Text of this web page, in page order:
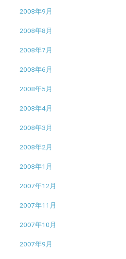
2008年9月
2008年8月
2008年7月
2008年6月
2008年5月
2008年4月
2008年3月
2008年2月
2008年1月
2007年12月
2007年11月
2007年10月
2007年9月